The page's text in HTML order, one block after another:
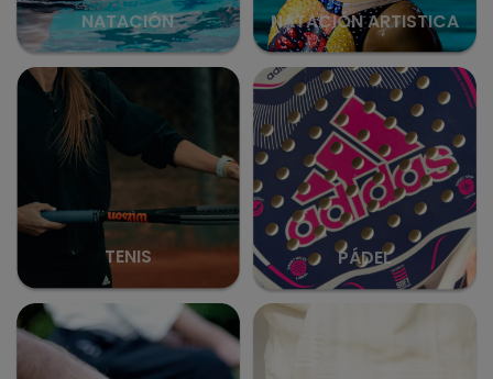
NATACIÓN NATACIÓN ARTISTICA
TENIS PÁDEL